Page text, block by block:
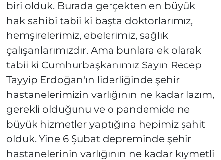
biri olduk. Burada gerçekten en büyük
hak sahibi tabii ki başta doktorlarımız,
hemşirelerimiz, ebelerimiz, sağlık
çalışanlarımızdır. Ama bunlara ek olarak
tabii ki Cumhurbaşkanımız Sayın Recep
Tayyip Erdoğan'ın liderliğinde şehir
hastanelerimizin varlığının ne kadar lazım,
gerekli olduğunu ve o pandemide ne
büyük hizmetler yaptığına hepimiz şahit
olduk. Yine 6 Şubat depreminde şehir
hastanelerinin varlığının ne kadar kıymetli